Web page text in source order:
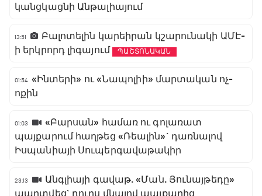
կանցկացնի Անթալիայում
13:51
Բալոտելին կարեիրան կշարունակի ԱՄԷ-
ի երկրորդ լիգայում
ՊԱՇՏՈՆԱԿԱՆ
01:54 «Ինտերի» ու «Նապոլիի» մարտական ոչ-
ոքին
01:03
«Բարսան» համառ ու գոլառատ
պայքարում հաղթեց «Ռեալին»` դառնալով
Իսպանիայի Սուպերգավաթակիր
23:13
Անգլիայի գավաթ. «Ման. Յունայթեդը»
պարտվեց` դուրս մնալով պայքարից